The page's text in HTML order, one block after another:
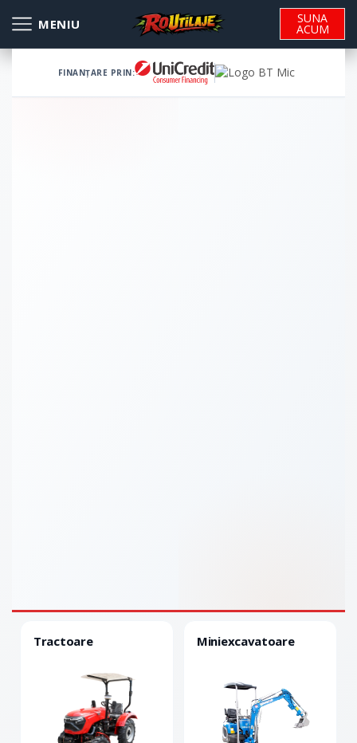
SUNA
ACUM
FINANȚARE PRIN:
Tractoare Miniexcavatoare